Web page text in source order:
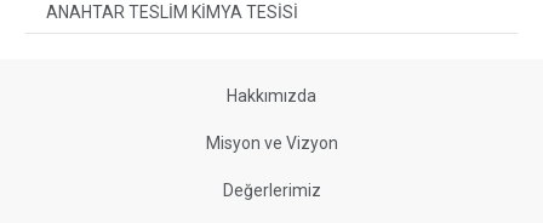
ANAHTAR TESLİM KİMYA TESİSİ
Hakkımızda
Misyon ve Vizyon
Değerlerimiz